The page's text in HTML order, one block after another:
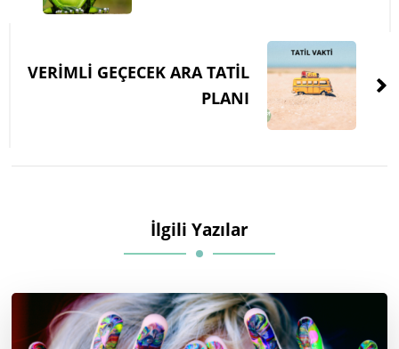
VERİMLİ GEÇECEK ARA TATİL
PLANI
İlgili Yazılar